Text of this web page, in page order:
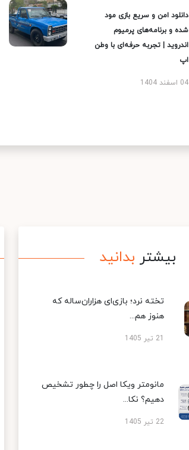
دانلود امن و سریع بازی مود
شده و برنامه‌های پرمیوم
اندروید | تجربه حرفه‌ای با وطن
اپ
04 اسفند 1404
بیشتر بدانید
تخته نرد؛ بازی‌ای هزاران‌ساله که
هنوز هم...
21 تیر 1405
مانومتر ویکا اصل را چطور تشخیص
دهیم؟ نکا...
22 تیر 1405